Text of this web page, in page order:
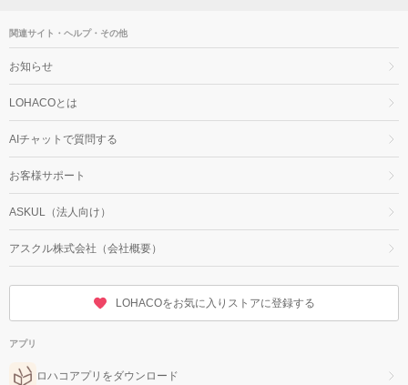
関連サイト・ヘルプ・その他
お知らせ
LOHACOとは
AIチャットで質問する
お客様サポート
ASKUL（法人向け）
アスクル株式会社（会社概要）
LOHACOをお気に入りストアに登録する
アプリ
ロハコアプリをダウンロード